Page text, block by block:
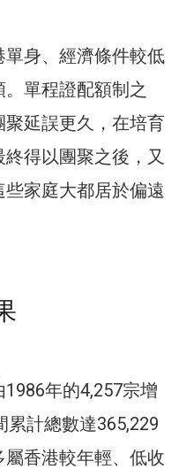
身、經濟條件較低
單程證配額制之
延誤更久，在培育
得以團聚之後，又
家庭大都居於偏遠
年的4,257宗增
累計總數達365,229
香港較年輕、低收